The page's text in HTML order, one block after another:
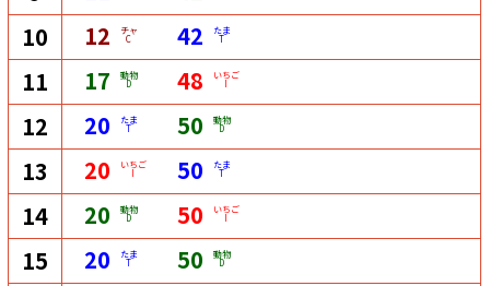
10 12 チャ
C 42 たま
T
11 17 動物
D 48 いちご
I
12 20 たま
T 50 動物
D
13 20 いちご
I 50 たま
T
14 20 動物
D 50 いちご
I
15 20 たま
T 50 動物
D